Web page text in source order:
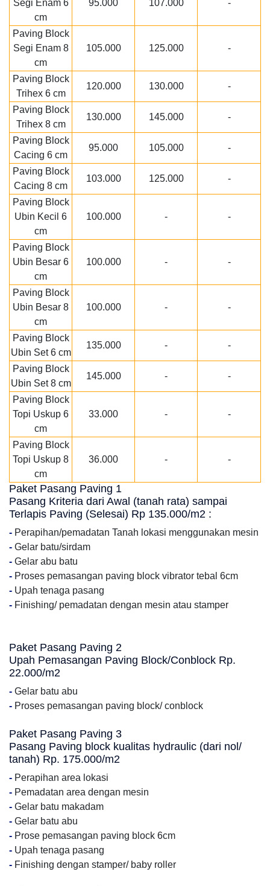
Segi Enam 6
cm
95.000 107.000 -
Paving Block
Segi Enam 8
cm
105.000 125.000 -
Paving Block
Trihex 6 cm
120.000 130.000 -
Paving Block
Trihex 8 cm
130.000 145.000 -
Paving Block
Cacing 6 cm
95.000 105.000 -
Paving Block
Cacing 8 cm
103.000 125.000 -
Paving Block
Ubin Kecil 6
cm
100.000 - -
Paving Block
Ubin Besar 6
cm
100.000 - -
Paving Block
Ubin Besar 8
cm
100.000 - -
Paving Block
Ubin Set 6 cm
135.000 - -
Paving Block
Ubin Set 8 cm
145.000 - -
Paving Block
Topi Uskup 6
cm
33.000 - -
Paving Block
Topi Uskup 8
cm
36.000 - -
Paket Pasang Paving 1
Pasang Kriteria dari Awal (tanah rata) sampai
Terlapis Paving (Selesai) Rp 135.000/m2 :
- Perapihan/pemadatan Tanah lokasi menggunakan mesin
- Gelar batu/sirdam
- Gelar abu batu
- Proses pemasangan paving block vibrator tebal 6cm
- Upah tenaga pasang
- Finishing/ pemadatan dengan mesin atau stamper
Paket Pasang Paving 2
Upah Pemasangan Paving Block/Conblock Rp.
22.000/m2
- Gelar batu abu
- Proses pemasangan paving block/ conblock
Paket Pasang Paving 3
Pasang Paving block kualitas hydraulic (dari nol/
tanah) Rp. 175.000/m2
- Perapihan area lokasi
- Pemadatan area dengan mesin
- Gelar batu makadam
- Gelar batu abu
- Prose pemasangan paving block 6cm
- Upah tenaga pasang
- Finishing dengan stamper/ baby roller